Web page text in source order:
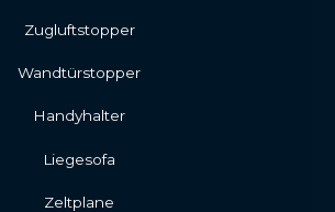
Zugluftstopper
Wandtürstopper
Handyhalter
Liegesofa
Zeltplane